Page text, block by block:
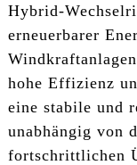
Hybrid-
erneuerbarer
hohe Effizienz
eine stabile und
unabhängig von
fortschrittlichen